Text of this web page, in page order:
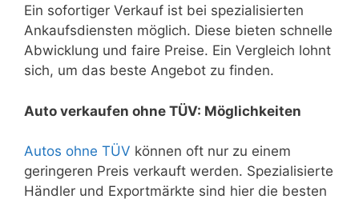
Ein sofortiger Verkauf ist bei spezialisierten
Ankaufsdiensten möglich. Diese bieten schnelle
Abwicklung und faire Preise. Ein Vergleich lohnt
sich, um das beste Angebot zu finden.
Auto verkaufen ohne TÜV: Möglichkeiten
Autos ohne TÜV können oft nur zu einem
geringeren Preis verkauft werden. Spezialisierte
Händler und Exportmärkte sind hier die besten